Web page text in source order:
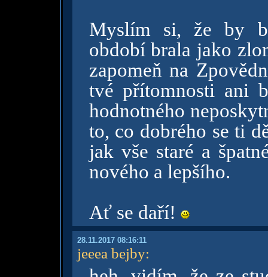
Myslím si, že by
období brala jako
zapomeň na
tvé přítomnosti ani
hodnotného
to, co dobrého se ti
jak vše staré a
nového a lepšího.
Ať se daří!
28.11.2017 08:16:11
jeeea bejby: